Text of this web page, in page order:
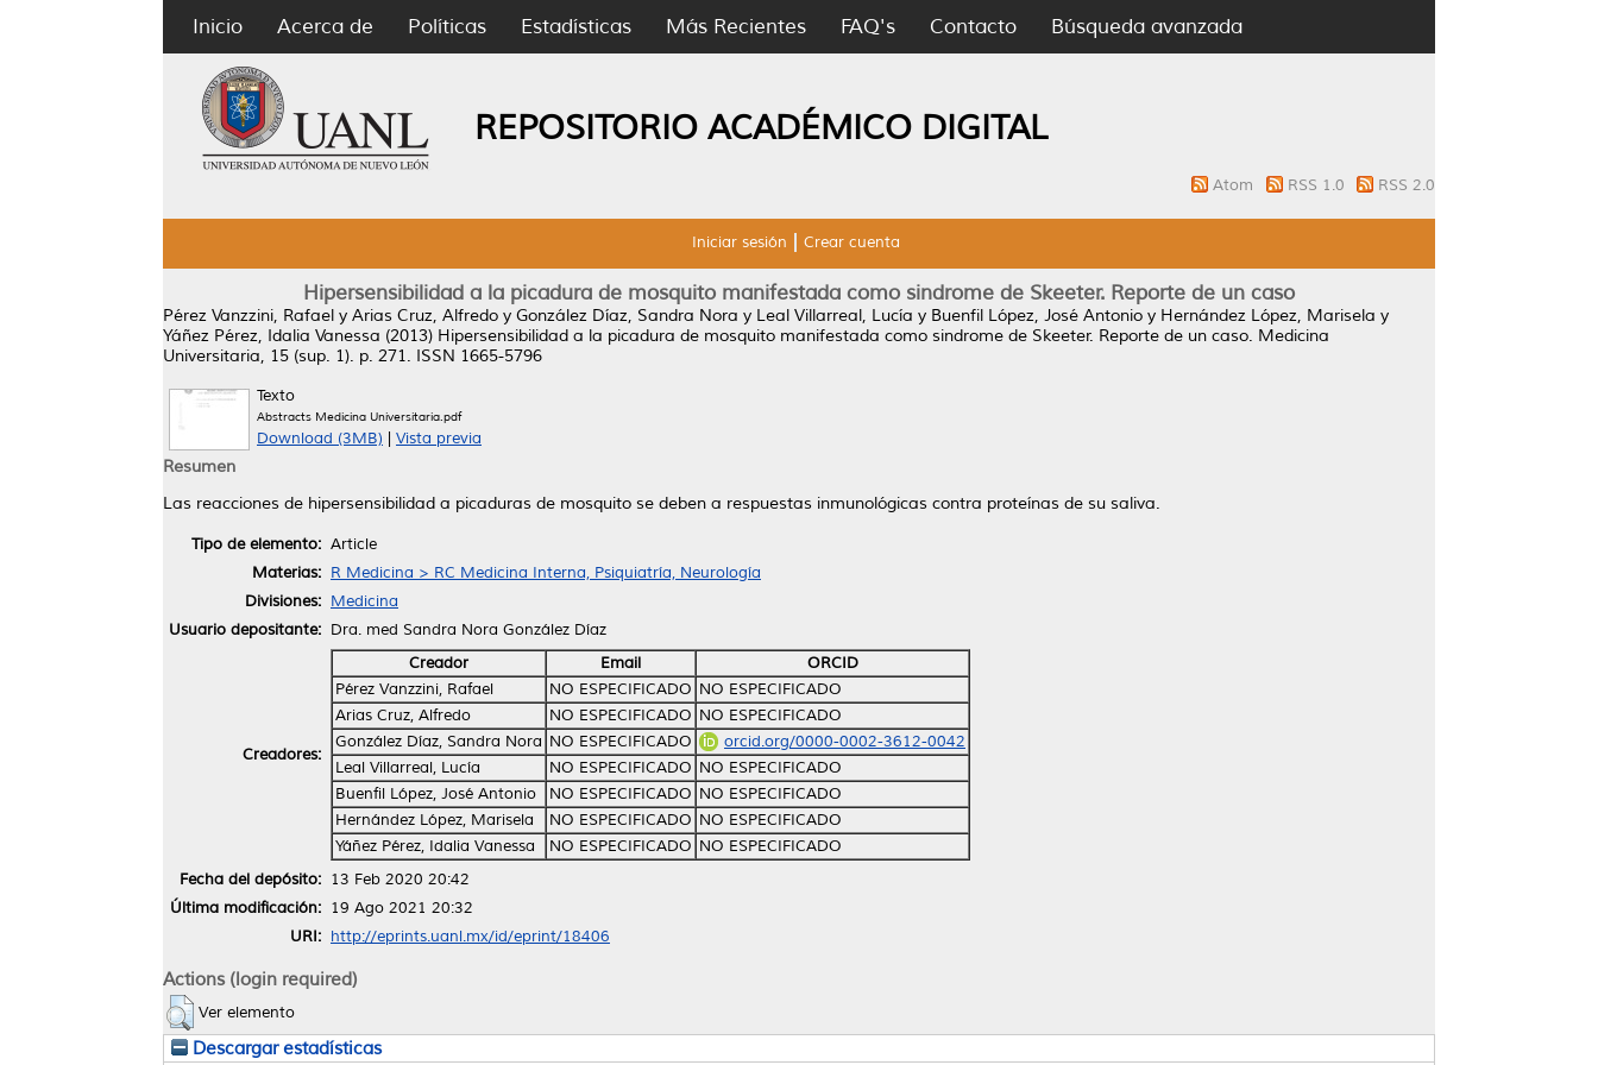
Inicio Acerca de Políticas Estadísticas Más Recientes FAQ's Contacto Búsqueda avanzada
REPOSITORIO ACADÉMICO DIGITAL
Atom RSS 1.0 RSS 2.0
Iniciar sesión Crear cuenta
Hipersensibilidad a la picadura de mosquito manifestada como sindrome de Skeeter. Reporte de un caso
Pérez Vanzzini, Rafael y Arias Cruz, Alfredo y González Díaz, Sandra Nora y Leal Villarreal, Lucía y Buenfil López, José Antonio y Hernández López, Marisela y
Yáñez Pérez, Idalia Vanessa (2013) Hipersensibilidad a la picadura de mosquito manifestada como sindrome de Skeeter. Reporte de un caso. Medicina
Universitaria, 15 (sup. 1). p. 271. ISSN 1665-5796
Texto
Abstracts Medicina Universitaria.pdf
Download (3MB) Vista previa
Resumen
Las reacciones de hipersensibilidad a picaduras de mosquito se deben a respuestas inmunológicas contra proteínas de su saliva.
Tipo de elemento: Article
Materias: R Medicina > RC Medicina Interna, Psiquiatría, Neurología
Divisiones: Medicina
Usuario depositante: Dra. med Sandra Nora González Díaz
Creadores:
Creador Email
ORCID
Pérez Vanzzini, Rafael
NO ESPECIFICADO NO ESPECIFICADO
Arias Cruz, Alfredo
NO ESPECIFICADO NO ESPECIFICADO
González Díaz, Sandra Nora NO ESPECIFICADO
orcid.org/0000-0002-3612-0042
Leal Villarreal, Lucía
NO ESPECIFICADO NO ESPECIFICADO
Buenfil López, José Antonio
NO ESPECIFICADO NO ESPECIFICADO
Hernández López, Marisela
NO ESPECIFICADO NO ESPECIFICADO
Yáñez Pérez, Idalia Vanessa
NO ESPECIFICADO NO ESPECIFICADO
Fecha del depósito: 13 Feb 2020 20:42
Última modificación: 19 Ago 2021 20:32
URI: http://eprints.uanl.mx/id/eprint/18406
Actions (login required)
Ver elemento
Descargar estadísticas